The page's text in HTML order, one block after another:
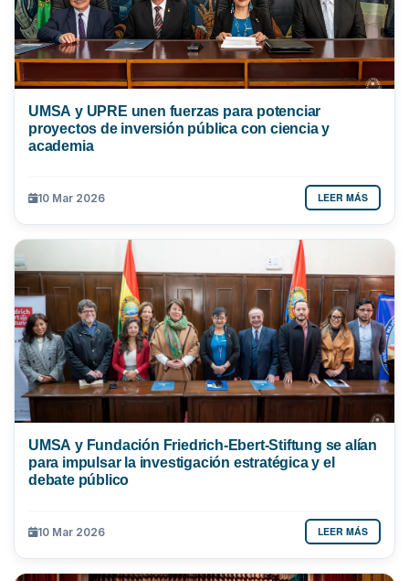
UMSA y UPRE unen fuerzas para potenciar
proyectos de inversión pública con ciencia y
academia
10 Mar 2026 LEER MÁS
UMSA y Fundación Friedrich-Ebert-Stiftung se alían
para impulsar la investigación estratégica y el
debate público
10 Mar 2026 LEER MÁS